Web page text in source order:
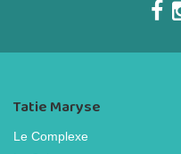
Tatie Maryse
Le Complexe